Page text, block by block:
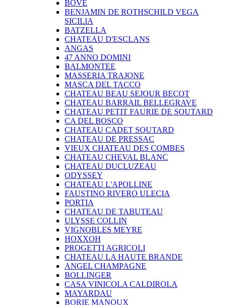
BOVE
BENJAMIN DE ROTHSCHILD VEGA
SICILIA
BATZELLA
CHATEAU D'ESCLANS
ANGAS
47 ANNO DOMINI
BALMONTEE
MASSERIA TRAJONE
MASCA DEL TACCO
CHATEAU BEAU SEJOUR BECOT
CHATEAU BARRAIL BELLEGRAVE
CHATEAU PETIT FAURIE DE SOUTARD
CA DEL BOSCO
CHATEAU CADET SOUTARD
CHATEAU DE PRESSAC
VIEUX CHATEAU DES COMBES
CHATEAU CHEVAL BLANC
CHATEAU DUCLUZEAU
ODYSSEY
CHATEAU L'APOLLINE
FAUSTINO RIVERO ULECIA
PORTIA
CHATEAU DE TABUTEAU
ULYSSE COLLIN
VIGNOBLES MEYRE
HOXXOH
PROGETTI AGRICOLI
CHATEAU LA HAUTE BRANDE
ANGEL CHAMPAGNE
BOLLINGER
CASA VINICOLA CALDIROLA
MAYARDAU
BORIE MANOUX